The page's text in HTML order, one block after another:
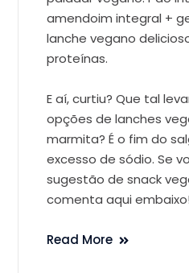
amendoim integral +
lanche vegano
proteínas.
E aí, curtiu? Que tal
opções de lanches
marmita? É o fim do
excesso de sódio. Se
sugestão de snack
comenta aqui embaixo!
Read More